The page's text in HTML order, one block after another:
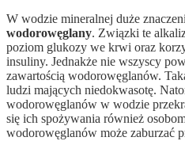
W wodzie mineralnej duże
wodorowęglany. Związki te
poziom glukozy we krwi oraz
insuliny. Jednakże nie wszyscy
zawartością wodorowęglanów.
ludzi mających niedokwasotę.
wodorowęglanów w wodzie
się ich spożywania również
wodorowęglanów może zaburzać